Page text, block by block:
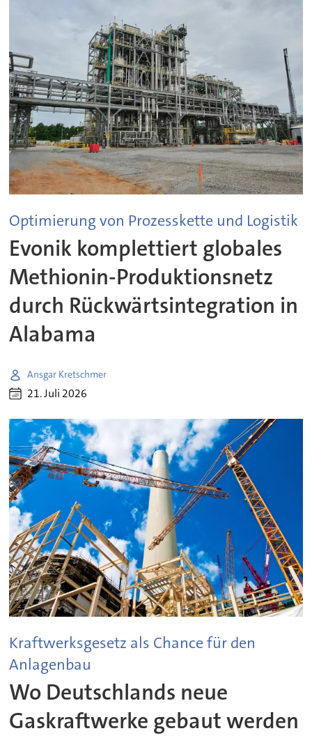
Optimierung von Prozesskette und Logistik
Evonik komplettiert globales
Methionin-Produktionsnetz
durch Rückwärtsintegration in
Alabama
Ansgar Kretschmer
21. Juli 2026
Kraftwerksgesetz als Chance für den
Anlagenbau
Wo Deutschlands neue
Gaskraftwerke gebaut werden